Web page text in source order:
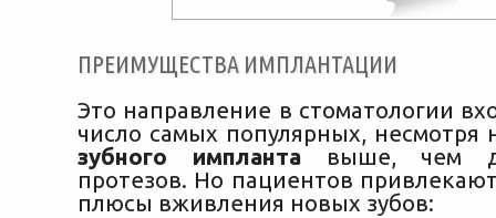
ПРЕИМУЩЕСТВА ИМПЛАНТАЦИИ
Это направление в стоматологии
число самых популярных, несмотря
зубного имплантавыше, чем
протезов. Но пациентов
плюсы вживления новых зубов: